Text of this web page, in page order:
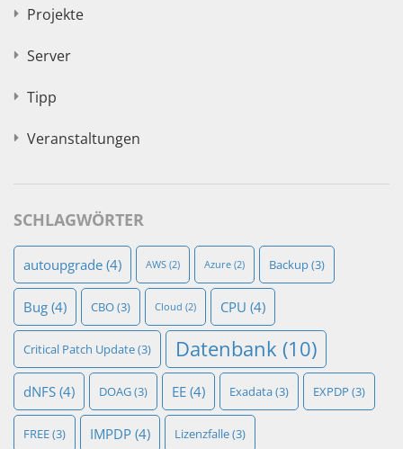
Projekte
Server
Tipp
Veranstaltungen
SCHLAGWÖRTER
autoupgrade (4) AWS (2) Azure (2) Backup(3)
Bug (4) CBO(3) Cloud (2) CPU (4)
Critical Patch Update(3) Datenbank (10)
dNFS (4) DOAG(3) EE (4) Exadata(3) EXPDP (3)
FREE(3) IMPDP (4) Lizenzfalle(3)